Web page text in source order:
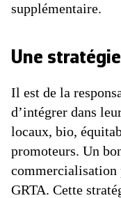
supplémentaire.
Une
Il est de la
d’intégrer dans
locaux, bio,
promoteurs. Un
commercialisation
GRTA. Cette